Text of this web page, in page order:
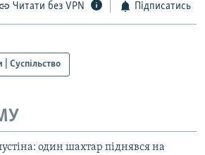
Читати без VPN Підписатись
| Суспільство
один шахтар піднявся на